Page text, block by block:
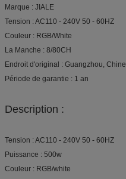
Marque : JIALE
Tension : AC110 - 240V 50 - 60HZ
Couleur : RGB/White
La Manche : 8/80CH
Endroit d'original : Guangzhou, Chine
Période de garantie : 1 an
Description :
Tension : AC110 - 240V 50 - 60HZ
Puissance : 500w
Couleur : RGB/white